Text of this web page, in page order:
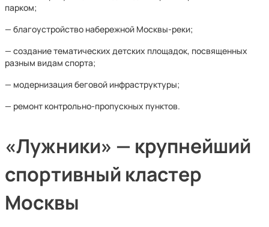
парком;
— благоустройство набережной Москвы-реки;
— создание тематических детских площадок, посвященных
разным видам спорта;
— модернизация беговой инфраструктуры;
— ремонт контрольно-пропускных пунктов.
«Лужники» — крупнейший
спортивный кластер
Москвы